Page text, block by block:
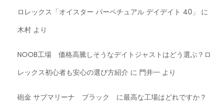
ロレックス「オイスター パーペチュアル デイデイト 40」
に
木村 より
NOOB工場 価格高騰しそうなデイトジャストはどう選ぶ？ロ
レックス初心者も安心の選び方紹介 に 門井一 より
砲金 サブマリーナ ブラック に最高な工場はどれですか？